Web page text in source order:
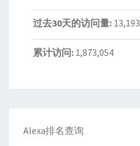
过去30天的访问量: 13,193
累计访问: 1,873,054
Alexa排名查询